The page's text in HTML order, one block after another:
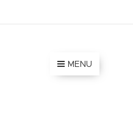
MENU